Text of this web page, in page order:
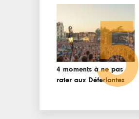
4 moments à ne pas
rater aux Déferlantes
5